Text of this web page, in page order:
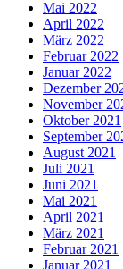
Mai 2022
April 2022
März 2022
Februar 2022
Januar 2022
Dezember
November
Oktober 2021
September
August 2021
Juli 2021
Juni 2021
Mai 2021
April 2021
März 2021
Februar 2021
Januar 2021